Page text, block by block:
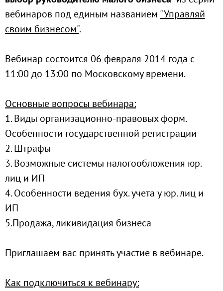
вебинаров под единым названием "Управляй
своим бизнесом".
Вебинар состоится 06 февраля 2014 года с
11:00 до 13:00 по Московскому времени.
Основные вопросы вебинара:
1. Виды организационно-правовых форм.
Особенности государственной регистрации
2. Штрафы
3. Возможные системы налогообложения юр.
лиц и ИП
4. Особенности ведения бух. учета у юр. лиц и
ИП
5.Продажа, ликивидация бизнеса
Приглашаем вас принять участие в вебинаре.
Как подключиться к вебинару: